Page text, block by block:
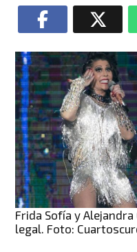
Frida Sofía y
legal. Foto: